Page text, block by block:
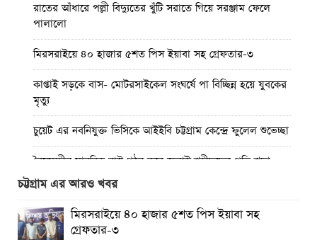
রাতের আঁধারে পল্লী বিদ্যুতের খুঁটি সরাতে গিয়ে সরঞ্জাম ফেলে
পালালো
মিরসরাইয়ে ৪০ হাজার ৫শত পিস ইয়াবা সহ গ্রেফতার-৩
কাপ্তাই সড়কে বাস- মোটরসাইকেল সংঘর্ষে পা বিচ্ছিন্ন হয়ে যুবকের
মৃত্যু
চুয়েট এর নবনিযুক্ত ভিসিকে আইইবি চট্টগ্রাম কেন্দ্রে ফুলেল শুভেচ্ছা
বৈষম্যহীন মানবিক রাষ্ট্র গঠন করে জুলাই শহীদদের প্রতি শ্রদ্ধা
জানাতে হবে : জননেতা সাইফুল হক
তিন দিন পর ব্রহ্মপুত্র নদে নিখোঁজ সাইফুলের মরদেহ গফরগাঁও
থেকে উদ্ধার
চট্টগ্রাম এর আরও খবর
মিরসরাইয়ে ৪০ হাজার ৫শত পিস ইয়াবা সহ
গ্রেফতার-৩